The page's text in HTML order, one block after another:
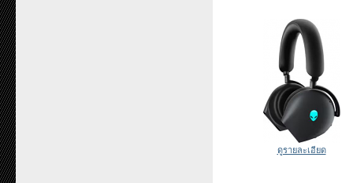
ดูรายละเอียด